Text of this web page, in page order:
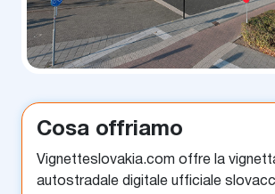
Cosa offriamo
Vignetteslovakia.com offre la
autostradale digitale ufficiale